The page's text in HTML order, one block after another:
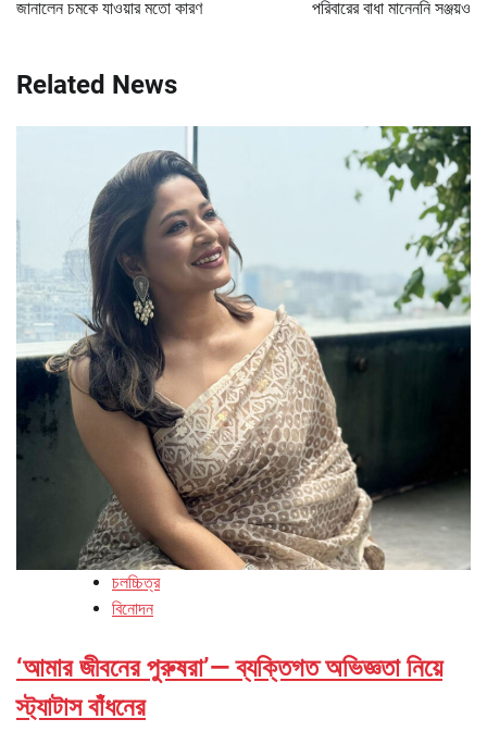
জানালেন চমকে যাওয়ার মতো কারণ
পরিবারের বাধা মানেননি সঞ্জয়ও
Related News
চলচ্চিত্র
বিনোদন
‘আমার জীবনের পুরুষরা’— ব্যক্তিগত অভিজ্ঞতা নিয়ে
স্ট্যাটাস বাঁধনের